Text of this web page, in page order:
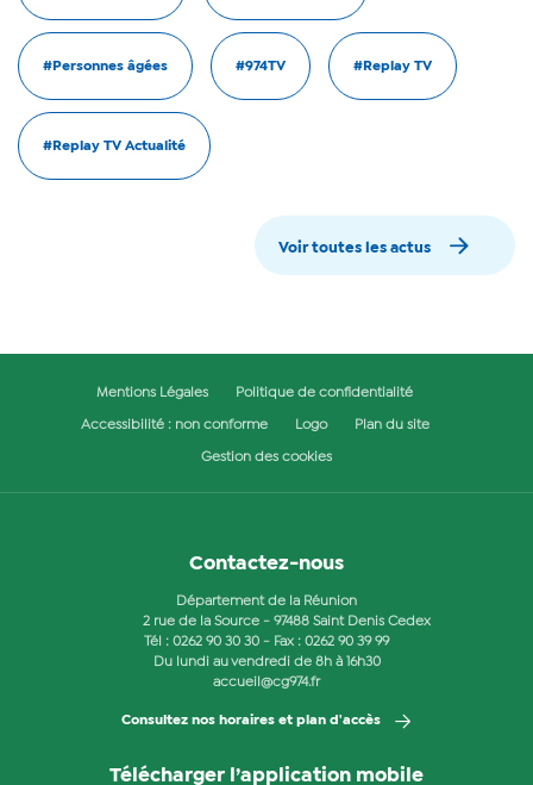
#Personnes âgées #974TV #Replay TV
#Replay TV Actualité
Voir toutes les actus
Mentions Légales Politique de confidentialité
Accessibilité : non conforme Logo Plan du site
Gestion des cookies
Contactez-nous
Département de la Réunion
2 rue de la Source - 97488 Saint Denis Cedex
Tél : 0262 90 30 30 - Fax : 0262 90 39 99
Du lundi au vendredi de 8h à 16h30
accueil@cg974.fr
Consultez nos horaires et plan d'accès
Télécharger l’application mobile